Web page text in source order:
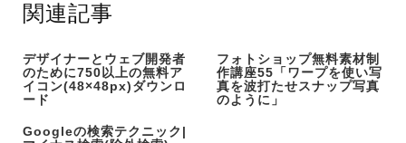
関連記事
デザイナーとウェブ開発者
のために750以上の無料ア
イコン(48×48px)ダウンロ
ード
フォトショップ無料素材制
作講座55「ワープを使い写
真を波打たせスナップ写真
のように」
Googleの検索テクニック|